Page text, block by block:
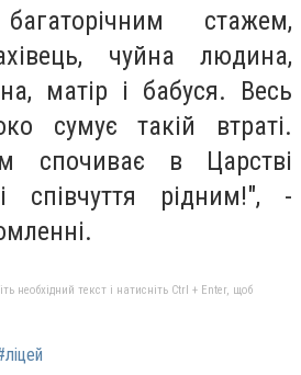
стажем,
чуйна людина,
матір і бабуся. Весь
сумує такій втраті.
спочиває в Царстві
співчуття рідним!", -
необхідний текст і натисніть Ctrl + Enter, щоб